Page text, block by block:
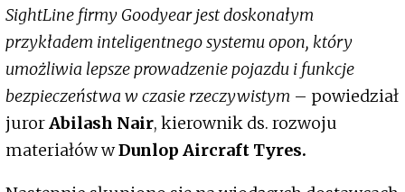
SightLine firmy Goodyear jest doskonałym
przykładem inteligentnego systemu opon, który
umożliwia lepsze prowadzenie pojazdu i funkcje
bezpieczeństwa w czasie rzeczywistym – powiedział
jurorAbilash Nair, kierownik ds. rozwoju
materiałów wDunlop Aircraft Tyres.